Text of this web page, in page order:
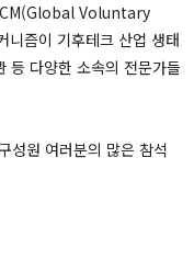
Voluntary
즘이 기후테크 산업 생태
등 다양한 소속의 전문가들
성원 여러분의 많은 참석